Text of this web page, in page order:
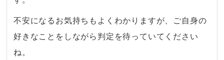
不安になるお気持ちもよくわかりますが、ご自身の
好きなことをしながら判定を待っていてください
ね。